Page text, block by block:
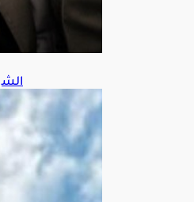
الش
يوخ
الأم